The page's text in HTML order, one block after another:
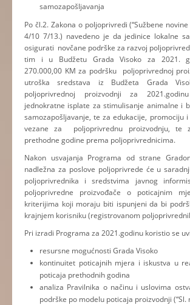
samozapošljavanja
Po čl.2. Zakona o poljoprivredi (“Sužbene
4/10 7/13.) navedeno je da jedinice lokalne
osigurati novčane podrške za razvoj
tim i u Budžetu Grada Visoko za 2021.
270.000,00 KM za podršku poljoprivrednoj
utroška sredstava iz Budžeta Grada
poljoprivrednoj proizvodnji za
jednokratne isplate za stimulisanje animalne i
samozapošljavanje, te za edukacije, promociju
vezane za poljoprivrednu proizvodnju, te
prethodne godine prema poljoprivrednicima.
Nakon usvajanja Programa od strane
nadležna za poslove poljoprivrede će u
poljoprivrednika i sredstvima javnog
poljoprivredne proizvođače o poticajnim
kriterijima koji moraju biti ispunjeni da bi
krajnjem korisniku (registrovanom
Pri izradi Programa za 2021.godinu koristio se
resursne mogućnosti Grada Visoko
kontinuitet poticajnih mjera i iskustva u
poticaja prethodnih godina
analiza Pravilnika o načinu i uslovima
podrške po modelu poticaja proizvodnji (“Sl.